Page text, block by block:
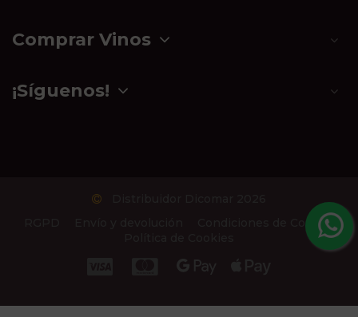
Comprar Vinos
¡Síguenos!
Condiciones de Compra